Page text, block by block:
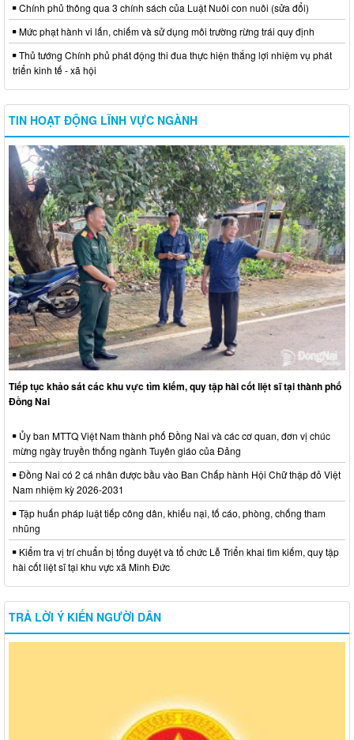
Chính phủ thông qua 3 chính sách của Luật Nuôi con nuôi (sửa đổi)
Mức phạt hành vi lấn, chiếm và sử dụng môi trường rừng trái quy định
Thủ tướng Chính phủ phát động thi đua thực hiện thắng lợi nhiệm vụ phát
triển kinh tế - xã hội
TIN HOẠT ĐỘNG LĨNH VỰC NGÀNH
Tiếp tục khảo sát các khu vực tìm kiếm, quy tập hài cốt liệt sĩ tại thành phố
Đồng Nai
Ủy ban MTTQ Việt Nam thành phố Đồng Nai và các cơ quan, đơn vị chúc
mừng ngày truyền thống ngành Tuyên giáo của Đảng
Đồng Nai có 2 cá nhân được bầu vào Ban Chấp hành Hội Chữ thập đỏ Việt
Nam nhiệm kỳ 2026-2031
Tập huấn pháp luật tiếp công dân, khiếu nại, tố cáo, phòng, chống tham
nhũng
Kiểm tra vị trí chuẩn bị tổng duyệt và tổ chức Lễ Triển khai tìm kiếm, quy tập
hài cốt liệt sĩ tại khu vực xã Minh Đức
TRẢ LỜI Ý KIẾN NGƯỜI DÂN